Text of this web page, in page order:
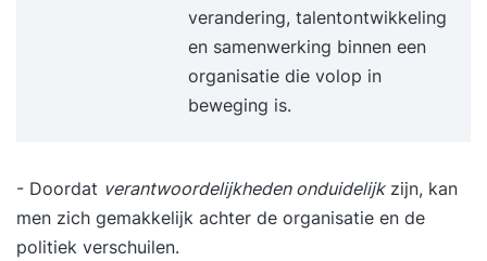
verandering, talentontwikkeling
en samenwerking binnen een
organisatie die volop in
beweging is.
- Doordat verantwoordelijkheden onduidelijkzijn, kan
men zich gemakkelijk achter de organisatie en de
politiek verschuilen.